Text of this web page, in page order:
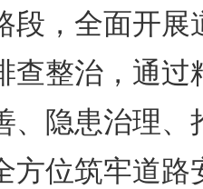
段，全面开展
查整治，通过
、隐患治理、
方位筑牢道路